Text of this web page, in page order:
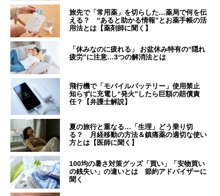
旅先で「常用薬」を切らした…薬局で何を伝
える？ “あると助かる情報”とお薬手帳の活
用法とは【薬剤師に聞く】
「休みなのに疲れる」 お盆休み特有の“隠れ
疲労”に注意…3つの解消法とは
飛行機で「モバイルバッテリー」使用禁止
知らずに充電し“発火”したら巨額の賠償責
任？【弁護士解説】
夏の旅行と重なる…「生理」どう乗り切
る？ 月経移動の方法＆鎮痛薬の適切な使い
方とは【医師に聞く】
100均の暑さ対策グッズ「買い」「安物買い
の銭失い」の違いとは 節約アドバイザーに
聞く